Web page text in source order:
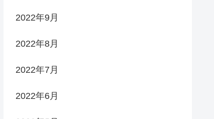
2022年9月
2022年8月
2022年7月
2022年6月